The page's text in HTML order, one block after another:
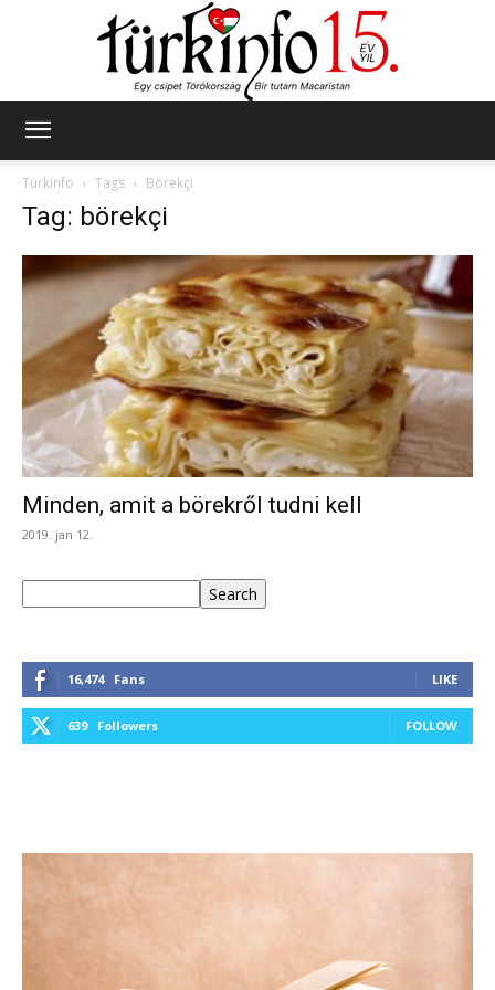
Türkinfo
Tags Börekçi
Tag: börekçi
Minden, amit a börekről tudni kell
2019. jan 12.
Search
16,474 Fans LIKE
639 Followers FOLLOW